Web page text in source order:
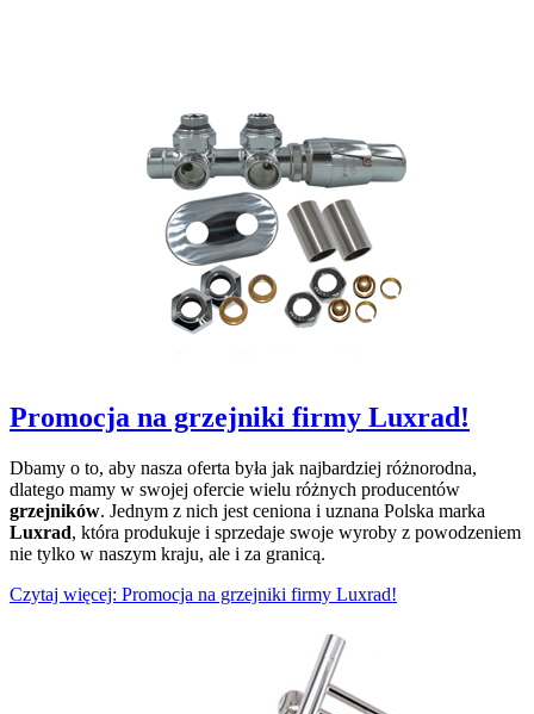
Promocja na grzejniki firmy Luxrad!
Dbamy o to, aby nasza oferta była jak najbardziej różnorodna,
dlatego mamy w swojej ofercie wielu różnych producentów
grzejników. Jednym z nich jest ceniona i uznana Polska marka
Luxrad, która produkuje i sprzedaje swoje wyroby z powodzeniem
nie tylko w naszym kraju, ale i za granicą.
Czytaj więcej: Promocja na grzejniki firmy Luxrad!